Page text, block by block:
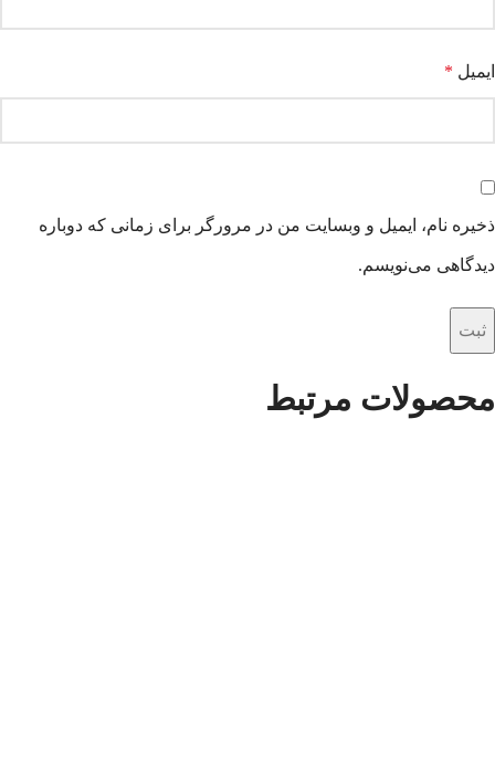
ایمیل *
ذخیره نام، ایمیل و وبسایت من در مرورگر برای زمانی که دوباره
دیدگاهی می‌نویسم.
محصولات مرتبط